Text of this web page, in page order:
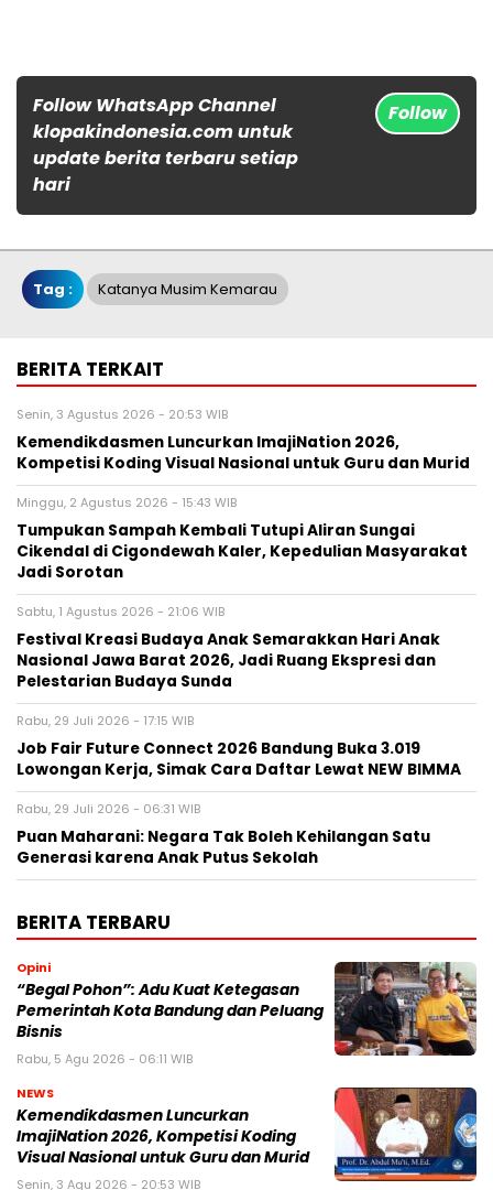
Follow WhatsApp Channel
klopakindonesia.com untuk
update berita terbaru setiap
hari
Follow
Tag : Katanya Musim Kemarau
BERITA TERKAIT
Senin, 3 Agustus 2026 - 20:53 WIB
Kemendikdasmen Luncurkan ImajiNation 2026,
Kompetisi Koding Visual Nasional untuk Guru dan Murid
Minggu, 2 Agustus 2026 - 15:43 WIB
Tumpukan Sampah Kembali Tutupi Aliran Sungai
Cikendal di Cigondewah Kaler, Kepedulian Masyarakat
Jadi Sorotan
Sabtu, 1 Agustus 2026 - 21:06 WIB
Festival Kreasi Budaya Anak Semarakkan Hari Anak
Nasional Jawa Barat 2026, Jadi Ruang Ekspresi dan
Pelestarian Budaya Sunda
Rabu, 29 Juli 2026 - 17:15 WIB
Job Fair Future Connect 2026 Bandung Buka 3.019
Lowongan Kerja, Simak Cara Daftar Lewat NEW BIMMA
Rabu, 29 Juli 2026 - 06:31 WIB
Puan Maharani: Negara Tak Boleh Kehilangan Satu
Generasi karena Anak Putus Sekolah
BERITA TERBARU
Opini
“Begal Pohon”: Adu Kuat Ketegasan
Pemerintah Kota Bandung dan Peluang
Bisnis
Rabu, 5 Agu 2026 - 06:11 WIB
NEWS
Kemendikdasmen Luncurkan
ImajiNation 2026, Kompetisi Koding
Visual Nasional untuk Guru dan Murid
Senin, 3 Agu 2026 - 20:53 WIB